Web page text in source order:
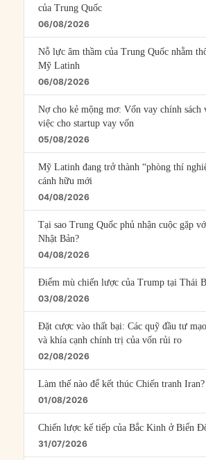
của Trung Quốc
06/08/2026
Nỗ lực âm thầm của Trung Quốc nhằm
Mỹ Latinh
06/08/2026
Nợ cho kẻ mộng mơ: Vốn vay chính sách
việc cho startup vay vốn
05/08/2026
Mỹ Latinh đang trở thành “phòng thí
cánh hữu mới
04/08/2026
Tại sao Trung Quốc phủ nhận cuộc gặp
Nhật Bản?
04/08/2026
Điểm mù chiến lược của Trump tại Thái
03/08/2026
Đặt cược vào thất bại: Các quỹ đầu tư
và khía cạnh chính trị của vốn rủi ro
02/08/2026
Làm thế nào để kết thúc Chiến tranh Iran?
01/08/2026
Chiến lược kế tiếp của Bắc Kinh ở Biển
31/07/2026